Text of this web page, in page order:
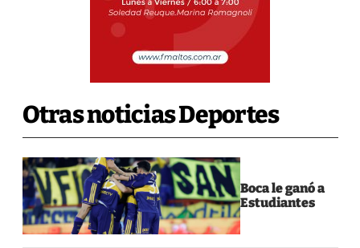
Otras noticias Deportes
Boca le ganó a
Estudiantes